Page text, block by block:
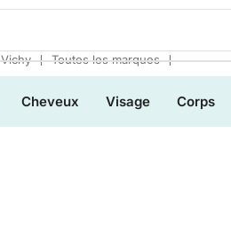
Vichy ❘ Toutes les marques ❘
Cheveux Visage Corps